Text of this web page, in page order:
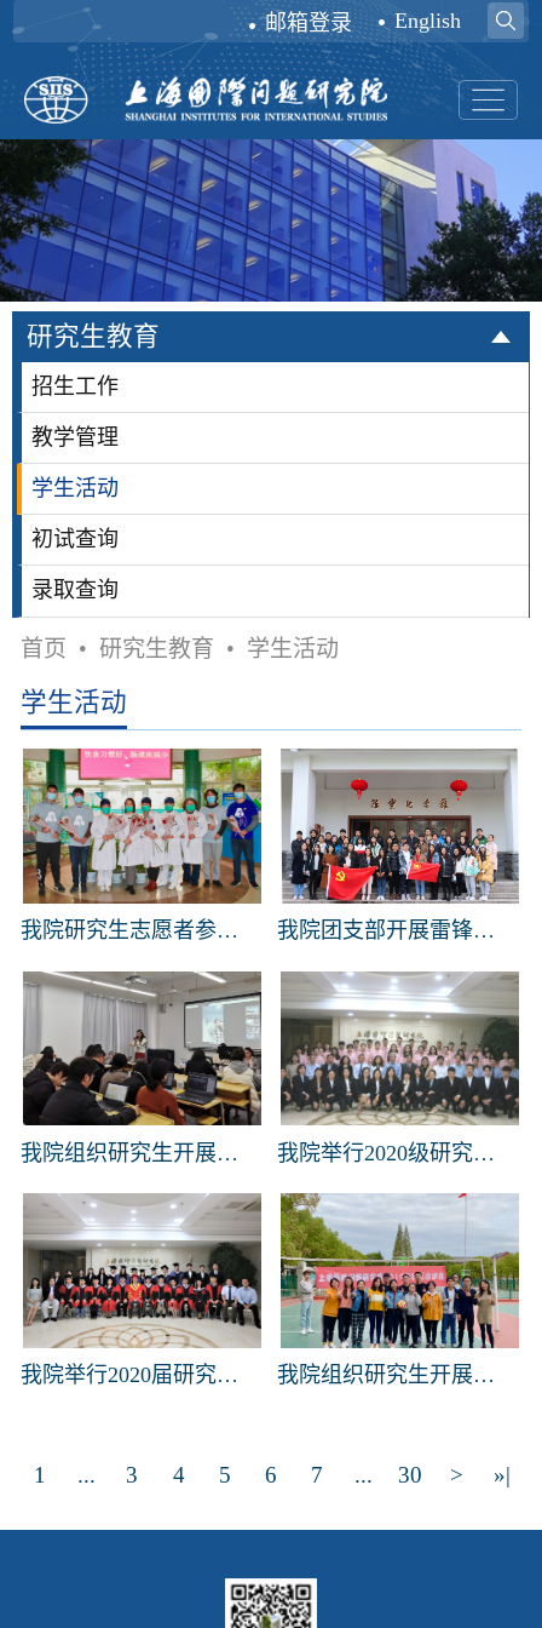
邮箱登录 English
研究生教育
招生工作
教学管理
学生活动
初试查询
录取查询
首页 • 研究生教育 • 学生活动
学生活动
我院研究生志愿者参与虹梅街道“雷锋侠益玫瑰”爱心接力行动 我院团支部开展雷锋纪念日活动
我院组织研究生开展线上趣味智力运动会 我院举行2020级研究生开学典礼
我院举行2020届研究生毕业典礼 我院组织研究生开展趣味排球赛
1 ... 3 4 5 6 7 ... 30 > »|